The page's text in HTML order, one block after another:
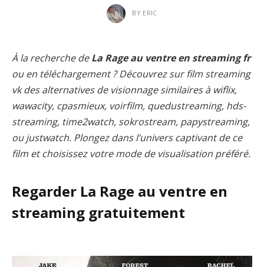
BY ERIC
À la recherche deLa Rage au ventre en streaming fr
ou en téléchargement ? Découvrez sur film streaming
vk des alternatives de visionnage similaires à wiflix,
wawacity, cpasmieux, voirfilm, quedustreaming, hds-
streaming, time2watch, sokrostream, papystreaming,
ou justwatch. Plongez dans l’univers captivant de ce
film et choisissez votre mode de visualisation préféré.
Regarder La Rage au ventre en
streaming gratuitement